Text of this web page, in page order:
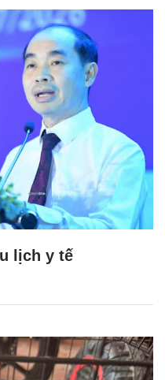
lịch y tế